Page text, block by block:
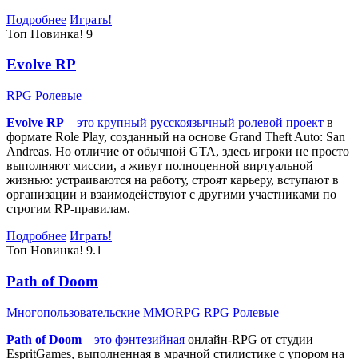
Подробнее Играть!
Топ Новинка! 9
Evolve RP
RPG Ролевые
Evolve RP – это крупный русскоязычный ролевой проект в
формате Role Play, созданный на основе Grand Theft Auto: San
Andreas. Но отличие от обычной GTA, здесь игроки не просто
выполняют миссии, а живут полноценной виртуальной
жизнью: устраиваются на работу, строят карьеру, вступают в
организации и взаимодействуют с другими участниками по
строгим RP-правилам.
Подробнее Играть!
Топ Новинка! 9.1
Path of Doom
Многопользовательские MMORPG RPG Ролевые
Path of Doom – это фэнтезийная онлайн-RPG от студии
EspritGames, выполненная в мрачной стилистике с упором на